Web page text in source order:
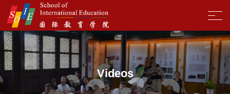
Videos